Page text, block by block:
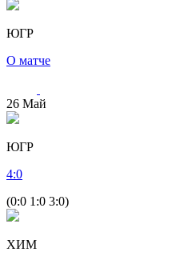
ЮГР
О матче
26 Май
ЮГР
4:0
(0:0 1:0 3:0)
ХИМ